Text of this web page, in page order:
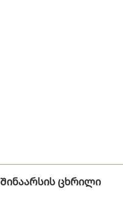
Შინაარსის ცხრილი